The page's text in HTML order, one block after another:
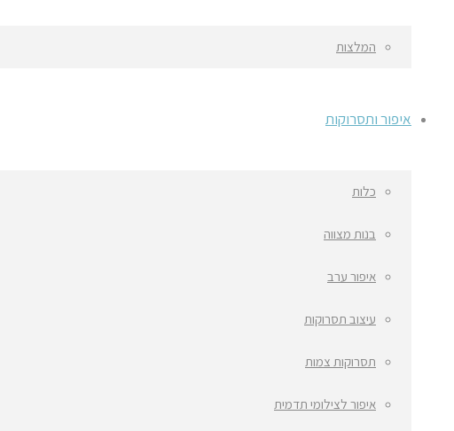
המלצות
איפור ותסרוקות
כלות
בנות מצווה
איפור ערב
עיצוב תסרוקות
תסרוקות צמות
איפור לצילומי תדמית